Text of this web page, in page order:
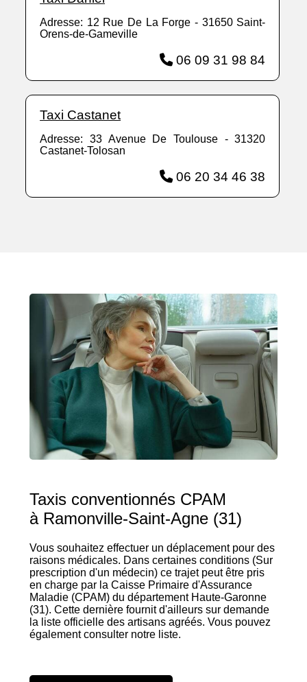
Adresse: 12 Rue De La Forge - 31650 Saint-
Orens-de-Gameville
06 09 31 98 84
Taxi Castanet
Adresse: 33 Avenue De Toulouse - 31320
Castanet-Tolosan
06 20 34 46 38
Taxis conventionnés CPAM
à Ramonville-Saint-Agne (31)
Vous souhaitez effectuer un déplacement pour des
raisons médicales. Dans certaines conditions (Sur
prescription d'un médecin) ce trajet peut être pris
en charge par la Caisse Primaire d'Assurance
Maladie (CPAM) du département Haute-Garonne
(31). Cette dernière fournit d'ailleurs sur demande
la liste officielle des artisans agréés. Vous pouvez
également consulter notre liste.